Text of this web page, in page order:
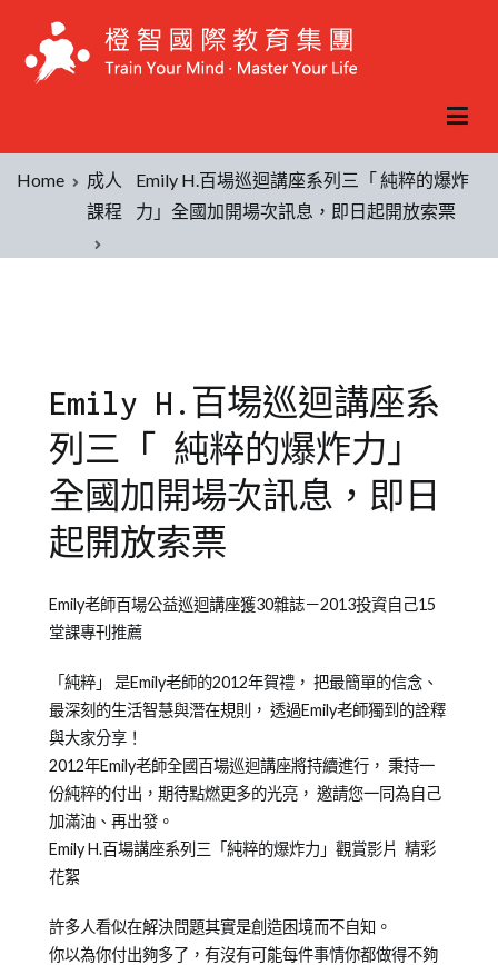
Home
成人
課程
Emily H.百場巡迴講座系列三「 純粹的爆炸
力」全國加開場次訊息，即日起開放索票
Emily H.百場巡迴講座系
列三「 純粹的爆炸力」
全國加開場次訊息，即日
起開放索票
Posted
on
03-
01
Posted
in
人
課
程
Tagged
Emily
師
Emily老師百場公益巡迴講座獲30雜誌－2013投資自己15
堂課專刊推薦
「純粹」 是Emily老師的2012年賀禮， 把最簡單的信念、
最深刻的生活智慧與潛在規則， 透過Emily老師獨到的詮釋
與大家分享！
2012年Emily老師全國百場巡迴講座將持續進行， 秉持一
份純粹的付出，期待點燃更多的光亮， 邀請您一同為自己
加滿油、再出發。
Emily H.百場講座系列三「純粹的爆炸力」觀賞影片 精彩
花絮
許多人看似在解決問題其實是創造困境而不自知。
你以為你付出夠多了，有沒有可能每件事情你都做得不夠